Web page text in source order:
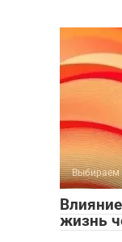
Выбираем
жизнь